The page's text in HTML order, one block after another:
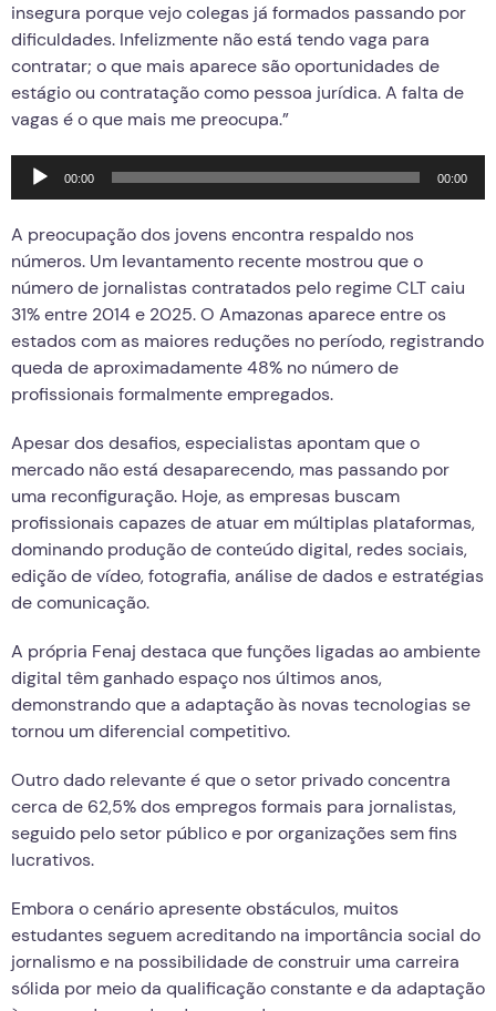
insegura porque vejo colegas já formados passando por
dificuldades. Infelizmente não está tendo vaga para
contratar; o que mais aparece são oportunidades de
estágio ou contratação como pessoa jurídica. A falta de
vagas é o que mais me preocupa.”
Tocador00:00 00:00
A preocupação dos jovens encontra respaldo nos
números. Um levantamento recente mostrou que o
número de jornalistas contratados pelo regime CLT caiu
31% entre 2014 e 2025. O Amazonas aparece entre os
estados com as maiores reduções no período, registrando
queda de aproximadamente 48% no número de
profissionais formalmente empregados.
Apesar dos desafios, especialistas apontam que o
mercado não está desaparecendo, mas passando por
uma reconfiguração. Hoje, as empresas buscam
profissionais capazes de atuar em múltiplas plataformas,
dominando produção de conteúdo digital, redes sociais,
edição de vídeo, fotografia, análise de dados e estratégias
de comunicação.
A própria Fenaj destaca que funções ligadas ao ambiente
digital têm ganhado espaço nos últimos anos,
demonstrando que a adaptação às novas tecnologias se
tornou um diferencial competitivo.
Outro dado relevante é que o setor privado concentra
cerca de 62,5% dos empregos formais para jornalistas,
seguido pelo setor público e por organizações sem fins
lucrativos.
Embora o cenário apresente obstáculos, muitos
estudantes seguem acreditando na importância social do
jornalismo e na possibilidade de construir uma carreira
sólida por meio da qualificação constante e da adaptação